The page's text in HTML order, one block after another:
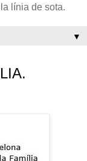
línia de sota.
▼